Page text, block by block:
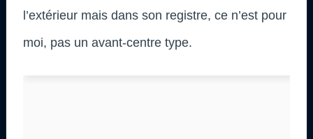
l’extérieur mais dans son registre, ce n’est pour
moi, pas un avant-centre type.